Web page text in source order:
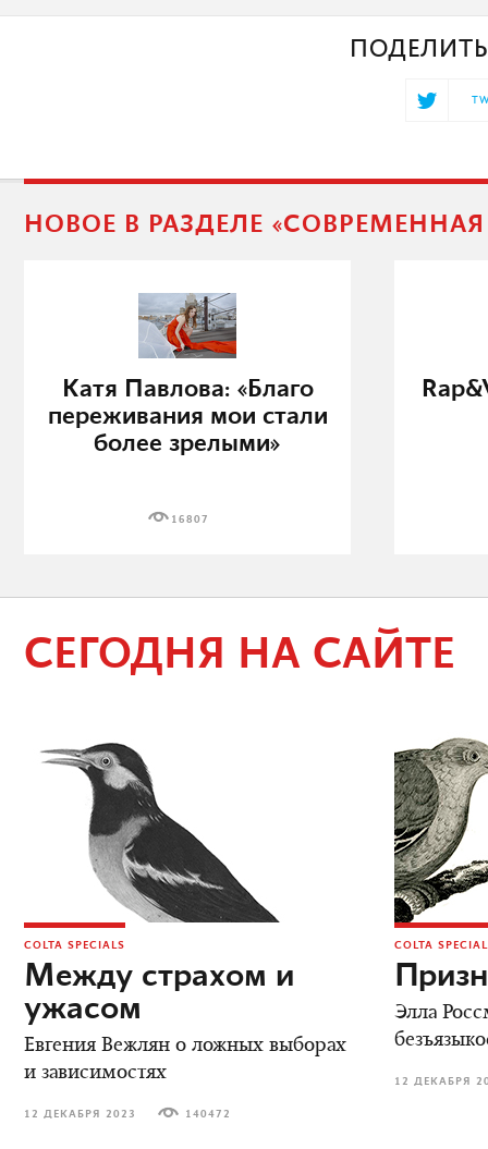
НОВОЕ В РАЗДЕЛЕ
Катя Павлова: «Благо
переживания мои стали
более зрелыми»
16807
СЕГОДНЯ НА САЙТЕ
COLTA SPECIALS
Между страхом и
ужасом
Евгения Вежлян о ложных выборах
и зависимостях
12 ДЕКАБРЯ 2023 140472
COLTA
Элла
12 ДЕКАБРЯ